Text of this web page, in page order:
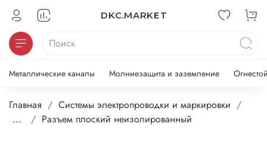
DKC.MARKET
Металлические каналы Молниезащита и заземление
Главная
Системы электропроводки и маркировки
...
Разъем плоский неизолированный